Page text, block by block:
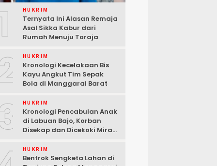
HUKRIM
Ternyata Ini Alasan Remaja
Asal Sikka Kabur dari
Rumah Menuju Toraja
HUKRIM
Kronologi Kecelakaan Bis
Kayu Angkut Tim Sepak
Bola di Manggarai Barat
HUKRIM
Kronologi Pencabulan Anak
di Labuan Bajo, Korban
Disekap dan Dicekoki Miras,
HUKRIM
Bentrok Sengketa Lahan di